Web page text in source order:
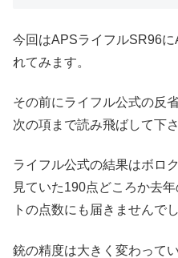
今回はAPSライフルSR96
れてみます。
その前にライフル公式の反
次の項まで読み飛ばして下さ
ライフル公式の結果はボロ
見ていた190点どころか去
トの点数にも届きませんでし
銃の精度は大きく変わって